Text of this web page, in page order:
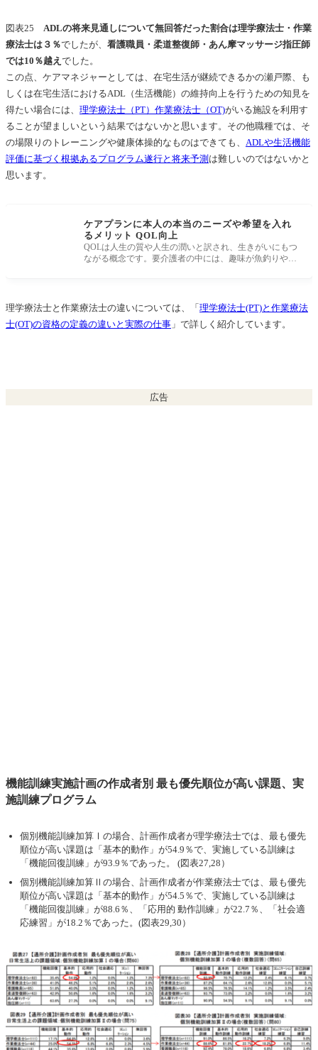
図表25 ADLの将来見通しについて無回答だった割合は理学療法士・作業
療法士は３％でしたが、 看護職員・柔道整復師・あん摩マッサージ指圧師
では10％越え でした。
この点、ケアマネジャーとしては、在宅生活が継続できるかの瀬戸際、も
しくは在宅生活におけるADL（生活機能）の維持向上を行うための知見を
得たい場合には、 理学療法士（PT）作業療法士（OT)がいる施設を利用す
ることが望ましいという結果ではないかと思います。その他職種では、そ
の場限りのトレーニングや健康体操的なものはできても、 ADLや生活機能
評価に基づく根拠あるプログラム遂行と将来予測 は難しいのではないかと
思います。
ケアプランに本人の本当のニーズや希望を入れ
るメリット QOL向上
QOLは人生の質や人生の潤いと訳され、生きがいにもつ
ながる概念です。要介護者の中には、趣味が魚釣りやゴ
理学療法士と作業療法士の違いについては、「 理学療法士(PT)と作業療法
士(OT)の資格の定義の違いと実際の仕事 」で詳しく紹介しています。
広告
機能訓練実施計画の作成者別 最も優先順位が高い課題、実
施訓練プログラム
個別機能訓練加算Ⅰの場合、計画作成者が理学療法士では、最も優先
順位が高い課題は「基本的動作」が54.9％で、実施している訓練は
「機能回復訓練」が93.9％であった。 (図表27,28）
個別機能訓練加算Ⅱの場合、計画作成者が作業療法士では、最も優先
順位が高い課題は「基本的動作」が54.5％で、実施している訓練は
「機能回復訓練」が88.6％、「応用的 動作訓練」が22.7％、「社会適
応練習」が18.2％であった。(図表29,30）